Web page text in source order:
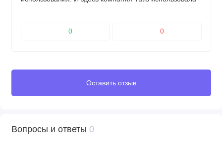
накаченные колеса.
0 0
Оставить отзыв
Вопросы и ответы 0